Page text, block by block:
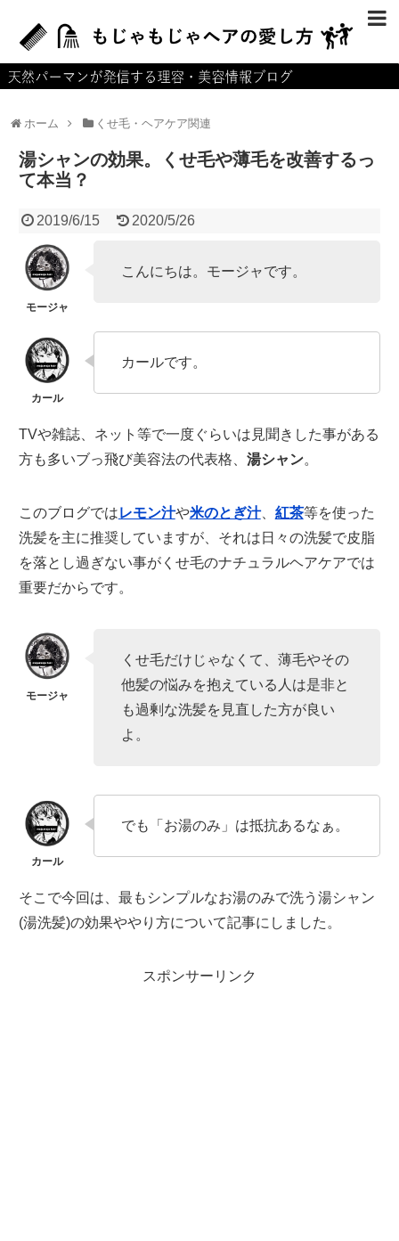
ホーム くせ毛・ヘアケア関連
湯シャンの効果。くせ毛や薄毛を改善するっ
て本当？
2019/6/15 2020/5/26
こんにちは。モージャです。
カールです。
TVや雑誌、ネット等で一度ぐらいは見聞きした事がある
方も多いブっ飛び美容法の代表格、 湯シャン。
このブログではレモン汁や米のとぎ汁、 紅茶等を使った
洗髪を主に推奨していますが、それは日々の洗髪で皮脂
を落とし過ぎない事がくせ毛のナチュラルヘアケアでは
重要だからです。
くせ毛だけじゃなくて、薄毛やその
他髪の悩みを抱えている人は是非と
も過剰な洗髪を見直した方が良い
よ。
でも「お湯のみ」は抵抗あるなぁ。
そこで今回は、最もシンプルなお湯のみで洗う湯シャン
(湯洗髪)の効果ややり方について記事にしました。
スポンサーリンク
ホーム
お問い合せ
サイトマップ